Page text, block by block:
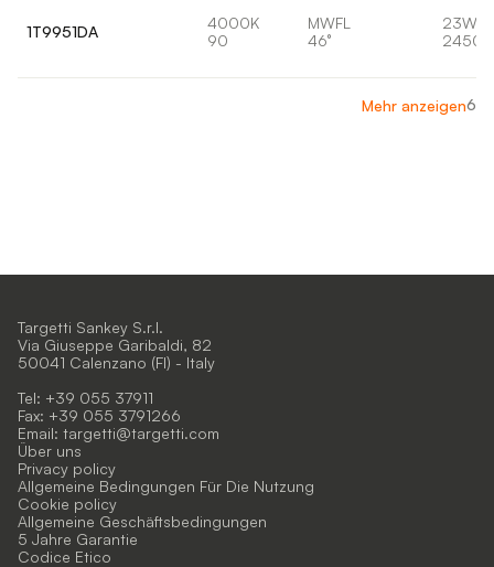
1T9951DA
4000K
90
MWFL
46°
23W
Mehr anzeigen6
Targetti Sankey S.r.l.
Via Giuseppe Garibaldi, 82
50041 Calenzano (FI) - Italy
Tel: +39 055 37911
Fax: +39 055 3791266
Email: targetti@targetti.com
Über uns
Privacy policy
Allgemeine Bedingungen Für Die Nutzung
Cookie policy
Allgemeine Geschäftsbedingungen
5 Jahre Garantie
Codice Etico